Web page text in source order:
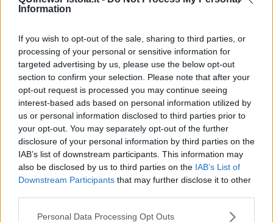
Information
If you wish to opt-out of the sale, sharing to third parties, or
processing of your personal or sensitive information for
targeted advertising by us, please use the below opt-out
section to confirm your selection. Please note that after your
opt-out request is processed you may continue seeing
interest-based ads based on personal information utilized by
us or personal information disclosed to third parties prior to
your opt-out. You may separately opt-out of the further
disclosure of your personal information by third parties on the
IAB’s list of downstream participants. This information may
also be disclosed by us to third parties on the IAB’s List of
Downstream Participants that may further disclose it to other
Personal Data Processing Opt Outs
L'evoluzione umana
Quasi una lezione
Spleen
Lettera a un amico
Lettera al sultano
I sogni del mattino
La calura
Armani
Nuvole
Via Firenze
Album
Tristezza
I libri
Passo a due